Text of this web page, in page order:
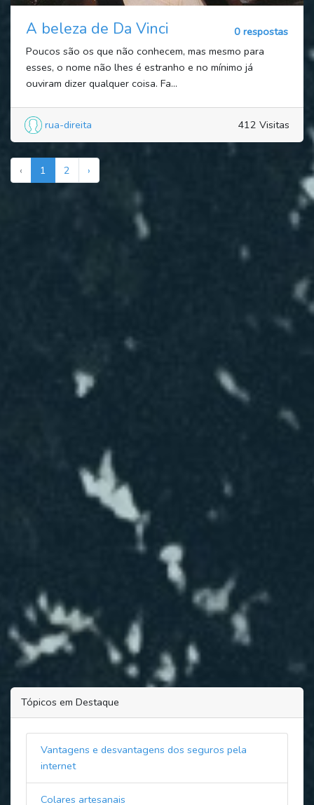
A beleza de Da Vinci
0 respostas
Poucos são os que não conhecem, mas mesmo para
esses, o nome não lhes é estranho e no mínimo já
ouviram dizer qualquer coisa. Fa...
rua-direita 412 Visitas
‹ 1 2 ›
Tópicos em Destaque
Vantagens e desvantagens dos seguros pela
internet
Colares artesanais